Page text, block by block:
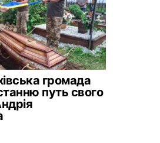
громада
путь свого